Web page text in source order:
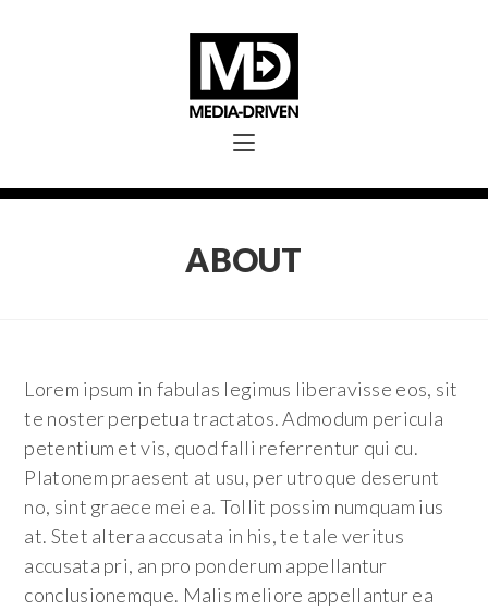
ABOUT
Lorem ipsum in fabulas legimus liberavisse eos, sit
te noster perpetua tractatos. Admodum pericula
petentium et vis, quod falli referrentur qui cu.
Platonem praesent at usu, per utroque deserunt
no, sint graece mei ea. Tollit possim numquam ius
at. Stet altera accusata in his, te tale veritus
accusata pri, an pro ponderum appellantur
conclusionemque. Malis meliore appellantur ea